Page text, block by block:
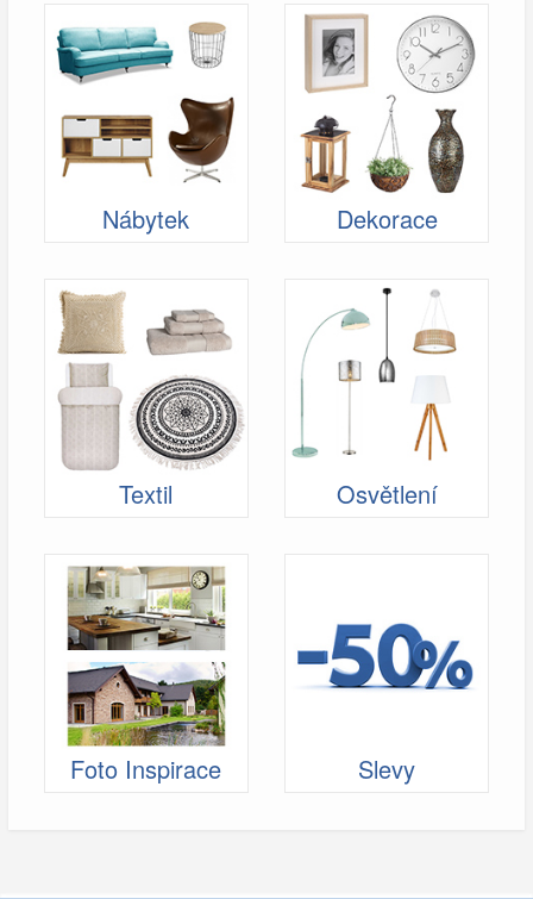
Nábytek Dekorace
Textil Osvětlení
Foto Inspirace Slevy